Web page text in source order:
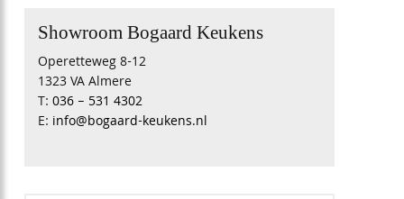
Showroom Bogaard Keukens
Operetteweg 8-12
1323 VA Almere
T:036 – 531 4302
E: info@bogaard-keukens.nl